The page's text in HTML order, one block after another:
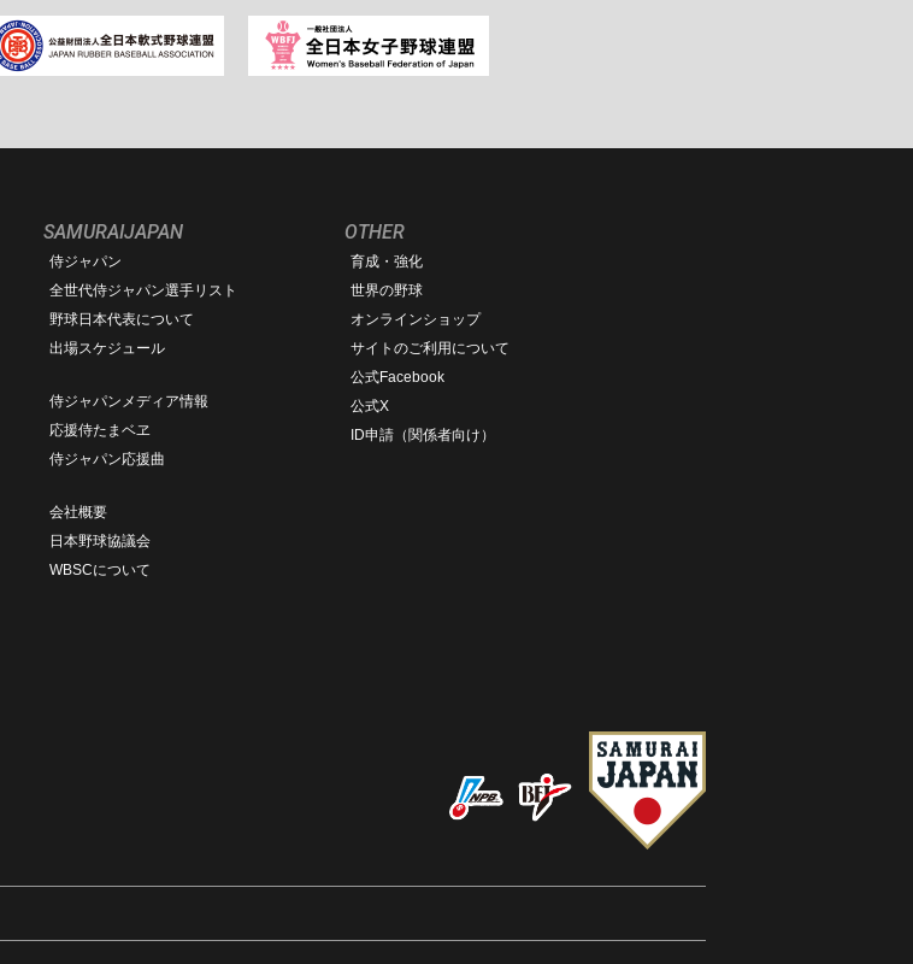
SAMURAIJAPAN
侍ジャパン
全世代侍ジャパン選手リスト
野球日本代表について
出場スケジュール
侍ジャパンメディア情報
応援侍たまベヱ
侍ジャパン応援曲
会社概要
日本野球協議会
WBSCについて
OTHER
育成・強化
世界の野球
オンラインショップ
サイトのご利用について
公式Facebook
公式X
ID申請（関係者向け）